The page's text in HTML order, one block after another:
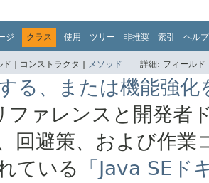
ジ クラス 使用 ツリー 非推奨 索引 ヘルプ
ド | コンストラクタ | メソッド 詳細: フィール
る、または機能強化
ファレンスと開発者
回避策、および作
ている
「Java SE